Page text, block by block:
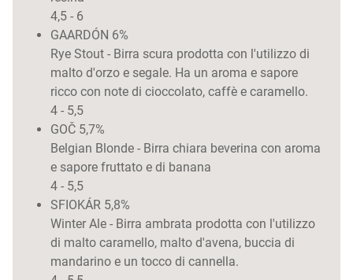
4,5 - 6
GAARDÓN 6%
Rye Stout - Birra scura prodotta con l'utilizzo di
malto d'orzo e segale. Ha un aroma e sapore
ricco con note di cioccolato, caffè e caramello.
4 - 5,5
GOČ 5,7%
Belgian Blonde - Birra chiara beverina con aroma
e sapore fruttato e di banana
4 - 5,5
SFIOKÁR 5,8%
Winter Ale - Birra ambrata prodotta con l'utilizzo
di malto caramello, malto d'avena, buccia di
mandarino e un tocco di cannella.